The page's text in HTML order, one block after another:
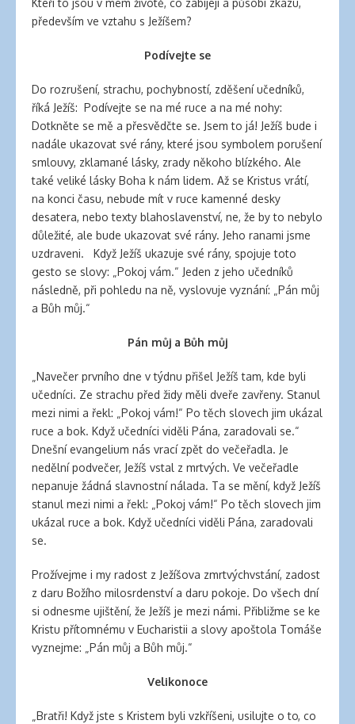
Kteří to jsou v mém životě, co zabíjejí a působí zkázu,
především ve vztahu s Ježíšem?
Podívejte se
Do rozrušení, strachu, pochybností, zděšení učedníků,
říká Ježíš: Podívejte se na mé ruce a na mé nohy:
Dotkněte se mě a přesvědčte se. Jsem to já! Ježíš bude i
nadále ukazovat své rány, které jsou symbolem porušení
smlouvy, zklamané lásky, zrady někoho blízkého. Ale
také veliké lásky Boha k nám lidem. Až se Kristus vrátí,
na konci času, nebude mít v ruce kamenné desky
desatera, nebo texty blahoslavenství, ne, že by to nebylo
důležité, ale bude ukazovat své rány. Jeho ranami jsme
uzdraveni. Když Ježíš ukazuje své rány, spojuje toto
gesto se slovy: „Pokoj vám.“ Jeden z jeho učedníků
následně, při pohledu na ně, vyslovuje vyznání: „Pán můj
a Bůh můj.“
Pán můj a Bůh můj
„Navečer prvního dne v týdnu přišel Ježíš tam, kde byli
učedníci. Ze strachu před židy měli dveře zavřeny. Stanul
mezi nimi a řekl: „Pokoj vám!“ Po těch slovech jim ukázal
ruce a bok. Když učedníci viděli Pána, zaradovali se.“
Dnešní evangelium nás vrací zpět do večeřadla. Je
nedělní podvečer, Ježíš vstal z mrtvých. Ve večeřadle
nepanuje žádná slavnostní nálada. Ta se mění, když Ježíš
stanul mezi nimi a řekl: „Pokoj vám!“ Po těch slovech jim
ukázal ruce a bok. Když učedníci viděli Pána, zaradovali
se.
Prožívejme i my radost z Ježíšova zmrtvýchvstání, zadost
z daru Božího milosrdenství a daru pokoje. Do všech dní
si odnesme ujištění, že Ježíš je mezi námi. Přibližme se ke
Kristu přítomnému v Eucharistii a slovy apoštola Tomáše
vyznejme: „Pán můj a Bůh můj.“
Velikonoce
„Bratři! Když jste s Kristem byli vzkříšeni, usilujte o to, co